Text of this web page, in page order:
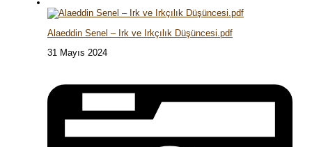
Alaeddin Senel – Irk ve Irkçılık Düşüncesi.pdf
31 Mayıs 2024